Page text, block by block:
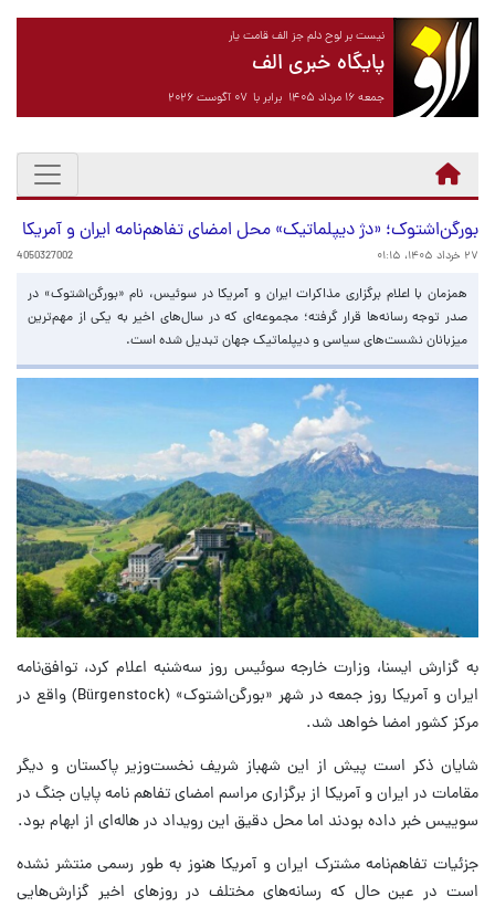
نیست بر لوح دلم جز الف قامت یار
پایگاه خبری الف
جمعه ۱۶ مرداد ۱۴۰۵ برابر با ۰۷ آگوست ۲۰۲۶
بورگن‌اشتوک؛ «دژ دیپلماتیک» محل امضای تفاهم‌نامه ایران و آمریکا
۲۷ خرداد ۱۴۰۵، ۰۱:۱۵ 4050327002
همزمان با اعلام برگزاری مذاکرات ایران و آمریکا در سوئیس، نام «بورگن‌اشتوک» در
صدر توجه رسانه‌ها قرار گرفته؛ مجموعه‌ای که در سال‌های اخیر به یکی از مهم‌ترین
میزبانان نشست‌های سیاسی و دیپلماتیک جهان تبدیل شده است.
به گزارش ایسنا، وزارت خارجه سوئیس روز سه‌شنبه اعلام کرد، توافق‌نامه
ایران و آمریکا روز جمعه در شهر «بورگن‌اشتوک» (Bürgenstock) واقع در
مرکز کشور امضا خواهد شد.
شایان ذکر است پیش از این شهباز شریف نخست‌وزیر پاکستان و دیگر
مقامات در ایران و آمریکا از برگزاری مراسم امضای تفاهم نامه پایان جنگ در
سوییس خبر داده بودند اما محل دقیق این رویداد در هاله‌ای از ابهام بود.
جزئیات تفاهم‌نامه مشترک ایران و آمریکا هنوز به طور رسمی منتشر نشده
است در عین حال که رسانه‌های مختلف در روزهای اخیر گزارش‌هایی